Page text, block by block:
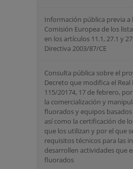
Información pública previa a
Comisión Europea de los
en los artículos 11.1, 27.1 y
Directiva 2003/87/CE
Consulta pública sobre el
Decreto que modifica el Real
115/20174, 17 de febrero,
la comercialización y
fluorados y equipos
así como la certificación de
que los utilizan y por el que
requisitos técnicos para las
desarrollen actividades que
fluorados